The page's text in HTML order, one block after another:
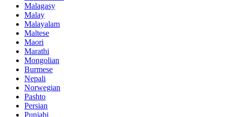
Malagasy
Malay
Malayalam
Maltese
Maori
Marathi
Mongolian
Burmese
Nepali
Norwegian
Pashto
Persian
Punjabi